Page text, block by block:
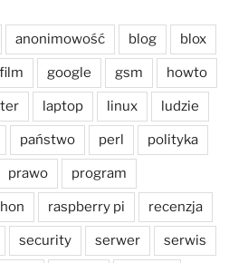
anonimowość blog blox
film google gsm howto
laptop linux ludzie
państwo perl polityka
prawo program
raspberry pi recenzja
security serwer serwis